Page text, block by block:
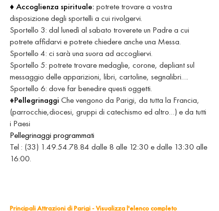
♦ Accoglienza spirituale: potrete trovare a vostra
disposizione degli sportelli a cui rivolgervi.
Sportello 3: dal lunedì al sabato troverete un Padre a cui
potrete affidarvi e potrete chiedere anche una Messa.
Sportello 4: ci sarà una suora ad accogliervi.
Sportello 5: potrete trovare medaglie, corone, depliant sul
messaggio delle apparizioni, libri, cartoline, segnalibri….
Sportello 6: dove far benedire questi oggetti.
♦Pellegrinaggi Che vengono da Parigi, da tutta la Francia,
(parrocchie,diocesi, gruppi di catechismo ed altro…) e da tutti
i Paesi
Pellegrinaggi programmati
Tel : (33) 1.49.54.78.84 dalle 8 alle 12:30 e dalle 13:30 alle
16:00.
Principali Attrazioni di Parigi - Visualizza l'elenco completo